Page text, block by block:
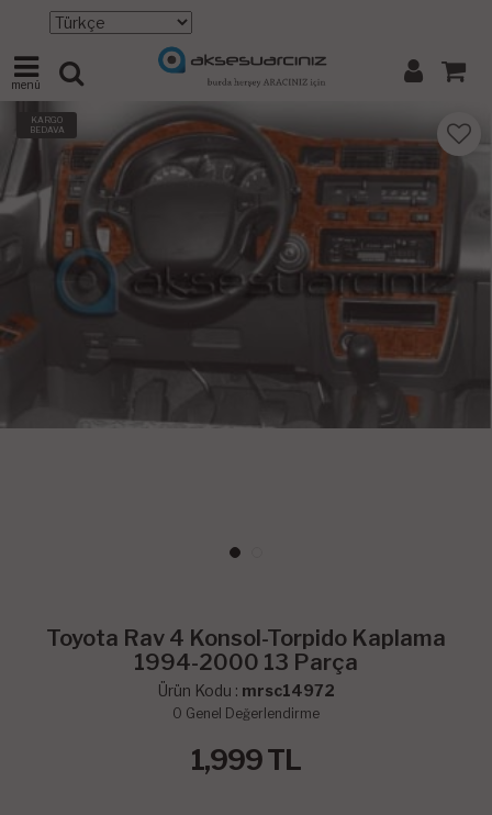
menü
KARGO
BEDAVA
Toyota Rav 4 Konsol-Torpido Kaplama
1994-2000 13 Parça
Ürün Kodu : mrsc14972
0 Genel Değerlendirme
1,999TL